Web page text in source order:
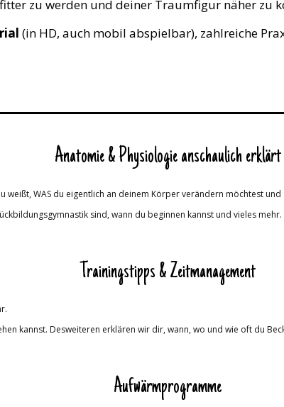
zu werden und deiner Traumfigur näher zu
(in HD, auch mobil abspielbar), zahlreiche
Anatomie & Physiologie anschaulich erklärt
WAS du eigentlich an deinem Körper verändern möchtest
sind, wann du beginnen kannst und vieles mehr.
Trainingstipps & Zeitmanagement
kannst. Desweiteren erklären wir dir, wann, wo und wie oft du
Aufwärmprogramme